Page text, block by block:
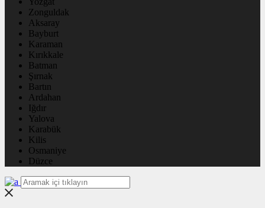
Zonguldak
Aksaray
Bayburt
Karaman
Kırıkkale
Batman
Şırnak
Bartın
Ardahan
Iğdır
Yalova
Karabük
Kilis
Osmaniye
Düzce